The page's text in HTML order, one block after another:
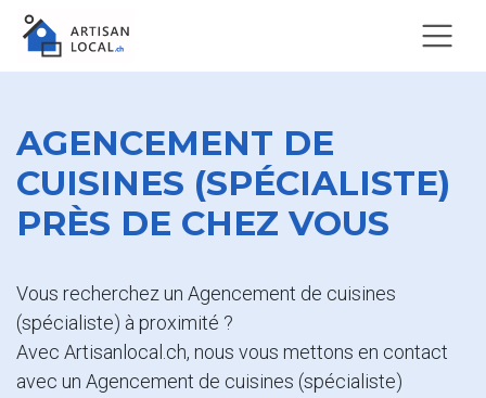
AGENCEMENT DE
CUISINES (SPÉCIALISTE)
PRÈS DE CHEZ VOUS
Vous recherchez un Agencement de cuisines
(spécialiste) à proximité ?
Avec Artisanlocal.ch, nous vous mettons en contact
avec un Agencement de cuisines (spécialiste)